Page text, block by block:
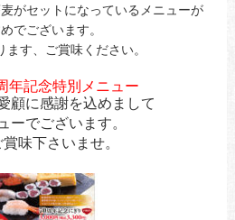
がセットになっているメニューが
でございます。
ます、ご賞味ください。
年記念特別メニュー
顧に感謝を込めまして
ーでございます。
味下さいませ。